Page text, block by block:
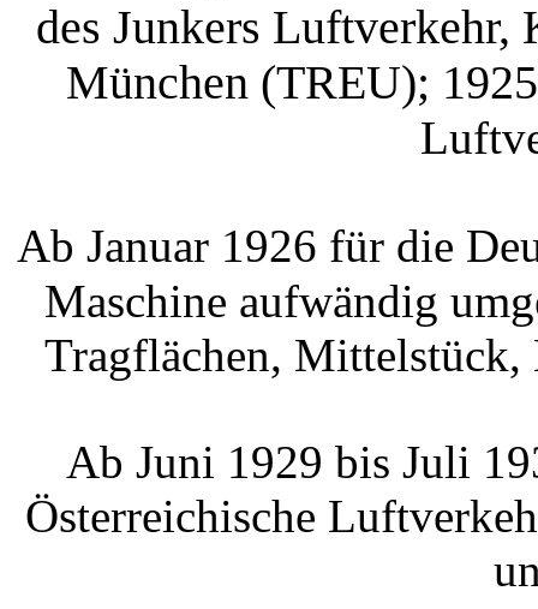
des Junkers Luftverkehr,
München (TREU);
Ab Januar 1926 für die
Maschine aufwändig
Tragflächen,
Ab Juni 1929 bis Juli
Österreichische